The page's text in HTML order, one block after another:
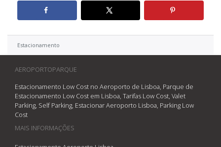
Estacionamento
AEROPORTOPARQUE
Estacionamento Low Cost no Aeroporto de Lisboa, Parque de
Estacionamento Low Cost em Lisboa, Tarifas Low Cost, Valet
Parking, Self Parking, Estacionar Aeroporto Lisboa, Parking Low
Cost
MAIS INFORMAÇÕES